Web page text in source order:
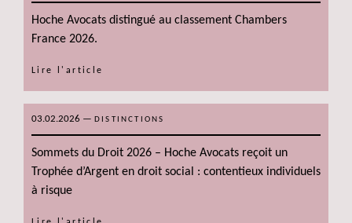
Hoche Avocats distingué au classement Chambers
France 2026.
Lire l'article
03.02.2026 — DISTINCTIONS
Sommets du Droit 2026 – Hoche Avocats reçoit un
Trophée d’Argent en droit social : contentieux individuels
à risque